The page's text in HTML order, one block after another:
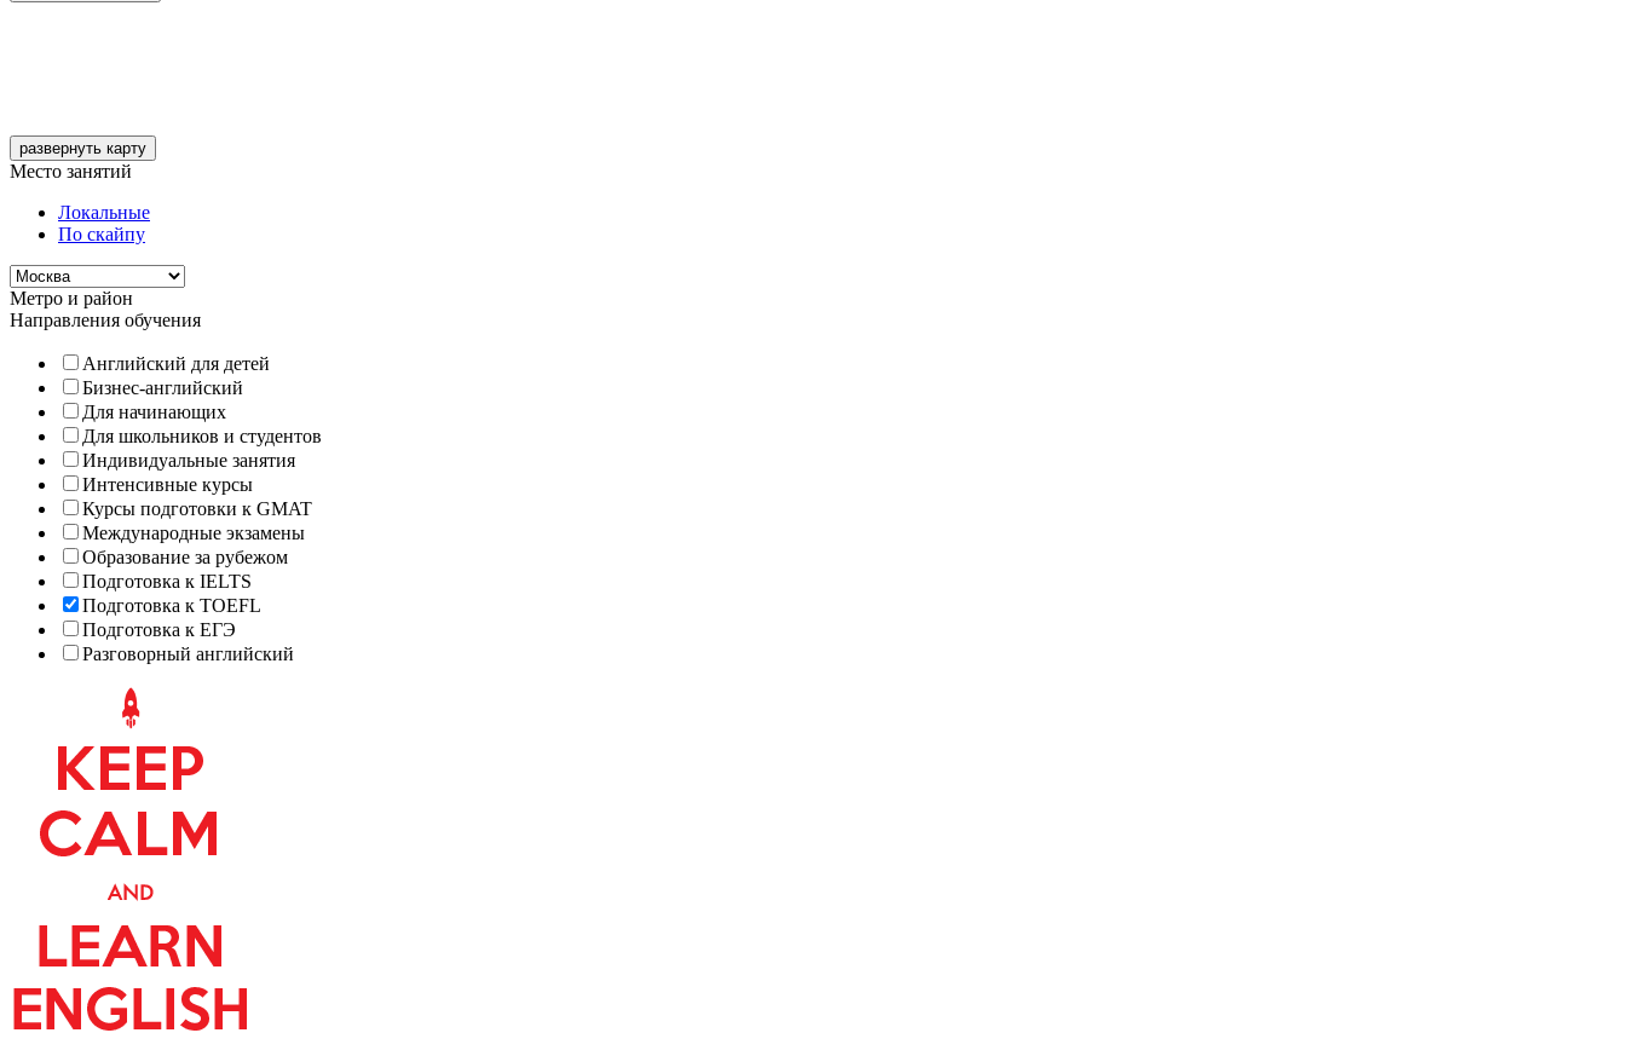
развернуть карту
Место занятий
Локальные
По скайпу
Метро и район
Направления обучения
Английский для детей
Бизнес-английский
Для начинающих
Для школьников и студентов
Индивидуальные занятия
Интенсивные курсы
Курсы подготовки к GMAT
Международные экзамены
Образование за рубежом
Подготовка к IELTS
Подготовка к TOEFL
Подготовка к ЕГЭ
Разговорный английский